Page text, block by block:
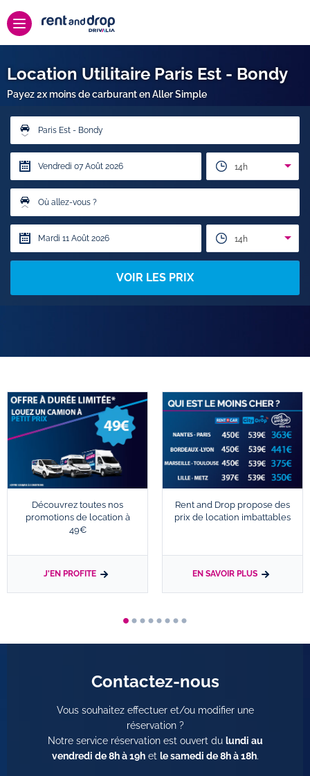
Location Utilitaire Paris Est - Bondy
Payez 2x moins de carburant en Aller Simple
Paris Est - Bondy
14h
Où allez-vous ?
14h
VOIR LES PRIX
Découvrez toutes nos
promotions de location à
49€
J'EN PROFITE
Rent and Drop propose des
prix de location imbattables
EN SAVOIR PLUS
Contactez-nous
Vous souhaitez effectuer et/ou modifier une
réservation ?
Notre service réservation est ouvert du lundi au
vendredi de 8h à 19het le samedi de 8h à 18h.